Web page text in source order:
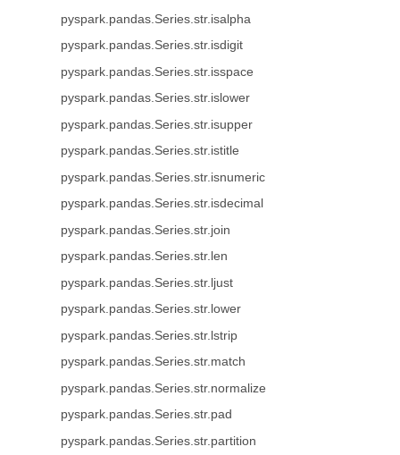
pyspark.pandas.Series.str.isalpha
pyspark.pandas.Series.str.isdigit
pyspark.pandas.Series.str.isspace
pyspark.pandas.Series.str.islower
pyspark.pandas.Series.str.isupper
pyspark.pandas.Series.str.istitle
pyspark.pandas.Series.str.isnumeric
pyspark.pandas.Series.str.isdecimal
pyspark.pandas.Series.str.join
pyspark.pandas.Series.str.len
pyspark.pandas.Series.str.ljust
pyspark.pandas.Series.str.lower
pyspark.pandas.Series.str.lstrip
pyspark.pandas.Series.str.match
pyspark.pandas.Series.str.normalize
pyspark.pandas.Series.str.pad
pyspark.pandas.Series.str.partition